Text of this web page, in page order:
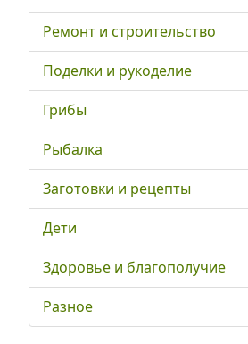
Ремонт и строительство
Поделки и рукоделие
Грибы
Рыбалка
Заготовки и рецепты
Дети
Здоровье и благополучие
Разное